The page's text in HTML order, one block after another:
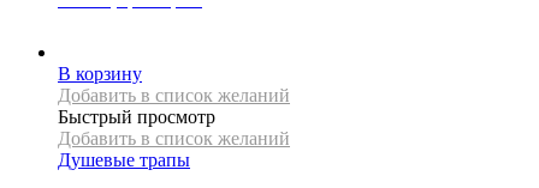
В корзину
Добавить в список желаний
Быстрый просмотр
Добавить в список желаний
Душевые трапы